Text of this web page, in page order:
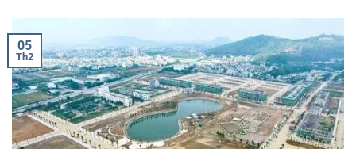
05
Th2